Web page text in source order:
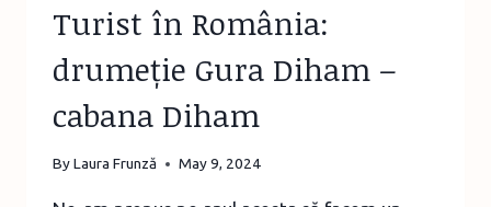
Turist în România:
drumeție Gura Diham –
cabana Diham
ByLaura Frunză May 9, 2024